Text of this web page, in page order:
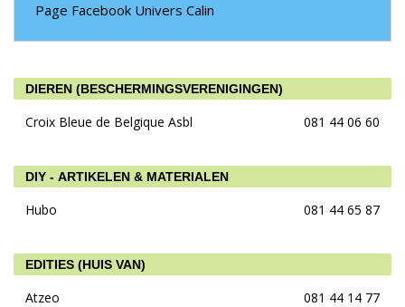
Page Facebook Univers Calin
DIEREN (BESCHERMINGSVERENIGINGEN)
Croix Bleue de Belgique Asbl 081 44 06 60
DIY - ARTIKELEN & MATERIALEN
Hubo 081 44 65 87
EDITIES (HUIS VAN)
Atzeo
081 44 14 77